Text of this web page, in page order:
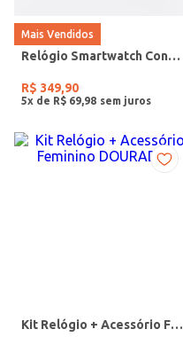
Mais Vendidos
Relógio Smartwatch Condor PRETO
R$ 349,90
5x de R$ 69 98
Kit Relógio + Acessório Feminino DOURADO